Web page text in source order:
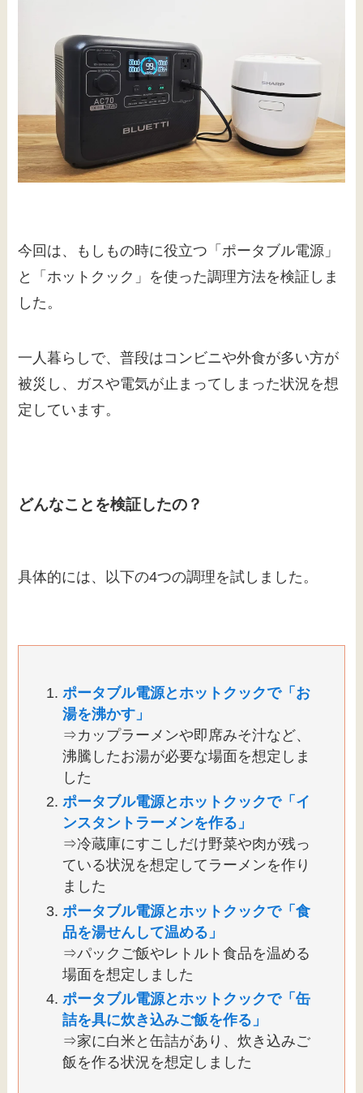
今回は、もしもの時に役立つ「ポータブル電源」
と「ホットクック」を使った調理方法を検証しま
した。
一人暮らしで、普段はコンビニや外食が多い方が
被災し、ガスや電気が止まってしまった状況を想
定しています。
どんなことを検証したの？
具体的には、以下の4つの調理を試しました。
ポータブル電源とホットクックで「お
湯を沸かす」
⇒カップラーメンや即席みそ汁など、
沸騰したお湯が必要な場面を想定しま
した
ポータブル電源とホットクックで「イ
ンスタントラーメンを作る」
⇒冷蔵庫にすこしだけ野菜や肉が残っ
ている状況を想定してラーメンを作り
ました
ポータブル電源とホットクックで「食
品を湯せんして温める」
⇒パックご飯やレトルト食品を温める
場面を想定しました
ポータブル電源とホットクックで「缶
詰を具に炊き込みご飯を作る」
⇒家に白米と缶詰があり、炊き込みご
飯を作る状況を想定しました